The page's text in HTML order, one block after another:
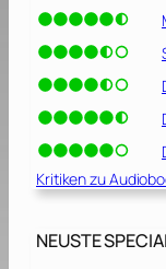
Kritiken zu
NEUSTE